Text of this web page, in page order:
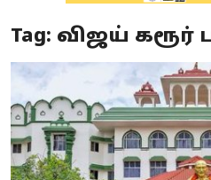
Special Story
Business
Crime
Tag: விஜய்